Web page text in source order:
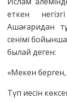
еткен
Ашағаридан
сенімі
былай деген:
«Мекен
Түп иесін